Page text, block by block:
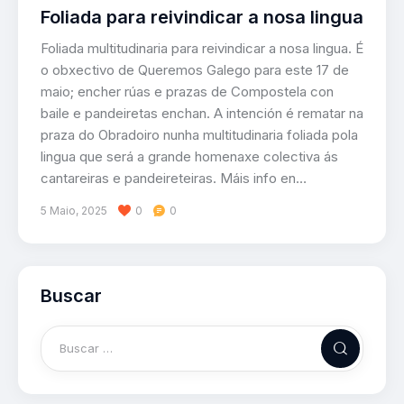
Foliada para reivindicar a nosa lingua
Foliada multitudinaria para reivindicar a nosa lingua. É
o obxectivo de Queremos Galego para este 17 de
maio; encher rúas e prazas de Compostela con
baile e pandeiretas enchan. A intención é rematar na
praza do Obradoiro nunha multitudinaria foliada pola
lingua que será a grande homenaxe colectiva ás
cantareiras e pandeireteiras. Máis info en…
5 Maio, 2025 0 0
Buscar